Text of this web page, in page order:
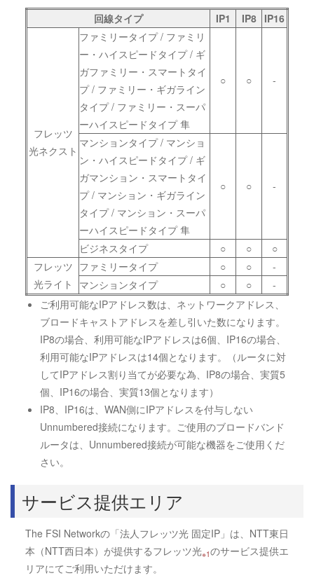
回線タイプ IP1 IP8 IP16
フレッツ
光ネクスト
ファミリータイプ / ファミリ
ー・ハイスピードタイプ / ギ
ガファミリー・スマートタイ
プ / ファミリー・ギガライン
タイプ / ファミリー・スーパ
ーハイスピードタイプ 隼
○ ○ -
マンションタイプ / マンショ
ン・ハイスピードタイプ / ギ
ガマンション・スマートタイ
プ / マンション・ギガライン
タイプ / マンション・スーパ
ーハイスピードタイプ 隼
○ ○ -
ビジネスタイプ ○ ○
○
フレッツ
光ライト
ファミリータイプ ○ ○
-
マンションタイプ
○ ○
-
ご利用可能なIPアドレス数は、ネットワークアドレス、
ブロードキャストアドレスを差し引いた数になります。
IP8の場合、利用可能なIPアドレスは6個、IP16の場合、
利用可能なIPアドレスは14個となります。（ルータに対
してIPアドレス割り当てが必要な為、IP8の場合、実質5
個、IP16の場合、実質13個となります）
IP8、IP16は、WAN側にIPアドレスを付与しない
Unnumbered接続になります。ご使用のブロードバンド
ルータは、Unnumbered接続が可能な機器をご使用くだ
さい。
サービス提供エリア
The FSI Networkの「法人フレッツ光 固定IP」は、NTT東日
本（NTT西日本）が提供するフレッツ光※1のサービス提供エ
リアにてご利用いただけます。